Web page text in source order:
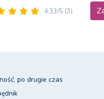
4.33/5 (3)
po drugie czas